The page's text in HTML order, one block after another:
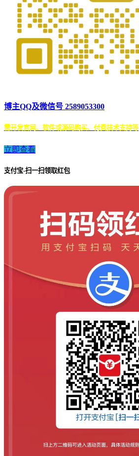
博主QQ及微信号 2589053300
需开发官网、软件或源码购买、付费技术支持等
立即查看
支付宝-扫一扫领取红包